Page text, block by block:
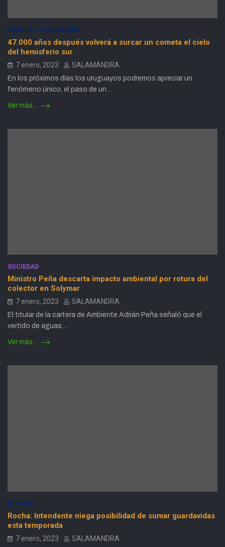
CIENCIA Y TECNOLOGÍA
47.000 años después volverá a surcar un cometa el cielo
del hemisferio sur
7 enero, 2023 SALAMANDRA
En los próximos días los uruguayos podremos apreciar un
fenómeno único, el paso de un…
Ver más...
SOCIEDAD
Ministro Peña descarta impacto ambiental por rotura del
colector en Solymar
7 enero, 2023 SALAMANDRA
El titular de la cartera de Ambiente Adrián Peña señaló que el
vertido de aguas…
Ver más...
INTERIOR
Rocha: Intendente niega posibilidad de sumar guardavidas
esta temporada
7 enero, 2023 SALAMANDRA